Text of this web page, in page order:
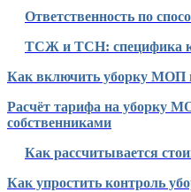
Ответственность по
ТСЖ и ТСН: специфика
Как включить уборку МОП
Расчёт тарифа на уборку
собственниками
Как рассчитывается
Как упростить контроль